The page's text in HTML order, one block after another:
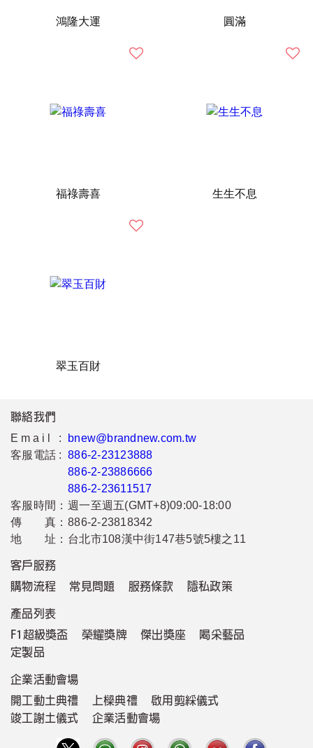
鴻隆大運 圓滿
福祿壽喜 生生不息
翠玉百財
聯絡我們
Email :
bnew@brandnew.com.tw
客服電話 : 886-2-23123888
886-2-23886666
886-2-23611517
客服時間： 週一至週五(GMT+8)09:00-18:00
傳 真： 886-2-23818342
地 址： 台北市108漢中街147巷5號5樓之11
客戶服務
購物流程
常見問題 服務條款 隱私政策
產品列表
F1超級獎盃
榮耀獎牌 傑出獎座
喝采藝品
定製品
企業活動會場
開工動土典禮
上樑典禮
啟用剪綵儀式
竣工謝土儀式
企業活動會場